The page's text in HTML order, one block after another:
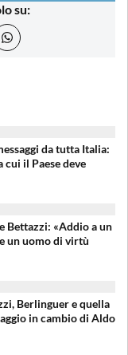
su:
da tutta Italia:
cui il Paese deve
Bettazzi: «Addio a un
un uomo di virtù
Berlinguer e quella
in cambio di Aldo